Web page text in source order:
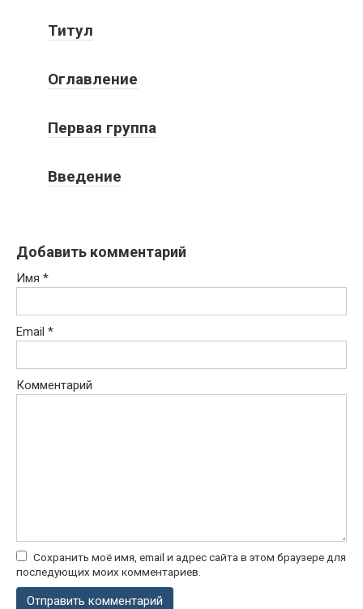
Титул
Оглавление
Первая группа
Введение
Добавить комментарий
Имя *
Email *
Комментарий
Сохранить моё имя, email и адрес сайта в этом браузере для
последующих моих комментариев.